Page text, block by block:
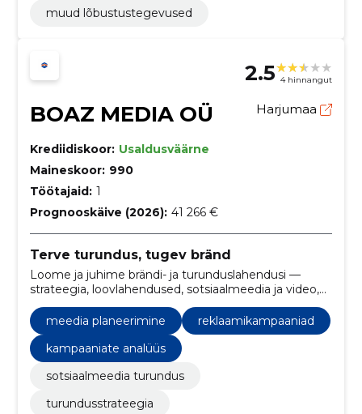
muud lõbustustegevused
2.5 4 hinnangut
BOAZ MEDIA OÜ Harjumaa
Krediidiskoor: Usaldusväärne
Maineskoor: 990
Töötajaid: 1
Prognooskäive (2026): 41 266 €
Terve turundus, tugev bränd
Loome ja juhime brändi- ja turunduslahendusi —
strateegia, loovlahendused, sotsiaalmeedia ja video,
et suurendada nähtavust, kaasatust ja müüki.
meedia planeerimine
reklaamikampaaniad
kampaaniate analüüs
sotsiaalmeedia turundus
turundusstrateegia